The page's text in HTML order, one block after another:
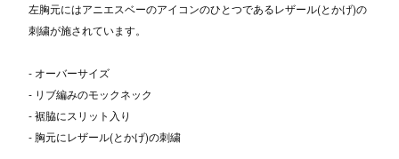
左胸元にはアニエスベーのアイコンのひとつであるレザール(とかげ)の
刺繍が施されています。
- オーバーサイズ
- リブ編みのモックネック
- 裾脇にスリット入り
- 胸元にレザール(とかげ)の刺繍